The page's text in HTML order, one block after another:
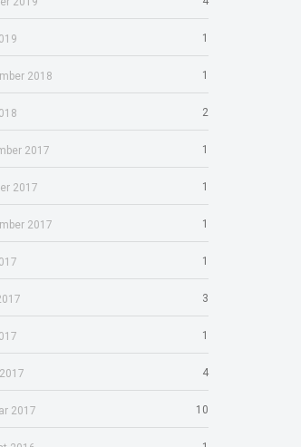
1
2018 1
2
2017 1
2017 1
2017 1
1
3
1
4
2017 10